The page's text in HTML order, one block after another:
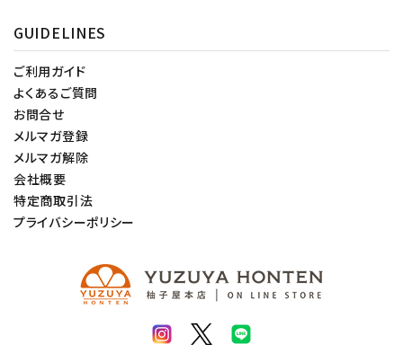
GUIDELINES
ご利用ガイド
よくあるご質問
お問合せ
メルマガ登録
メルマガ解除
会社概要
特定商取引法
プライバシーポリシー